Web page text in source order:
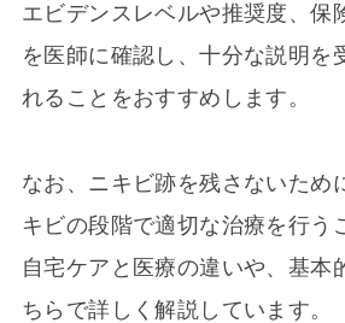
エビデンスレベルや推奨度、保
を医師に確認し、十分な説明を
れることをおすすめします。
なお、ニキビ跡を残さないため
キビの段階で適切な治療を行う
自宅ケアと医療の違いや、基本
ちらで詳しく解説しています。